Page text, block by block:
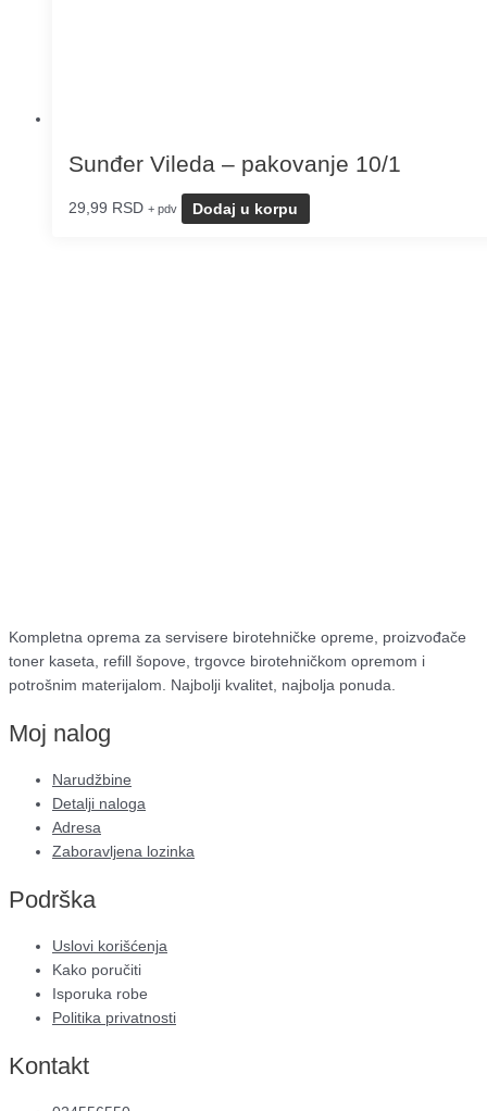
Sunđer Vileda – pakovanje 10/1
29,99 RSD + pdv Dodaj u korpu
Kompletna oprema za servisere birotehničke opreme, proizvođače
toner kaseta, refill šopove, trgovce birotehničkom opremom i
potrošnim materijalom. Najbolji kvalitet, najbolja ponuda.
Moj nalog
Narudžbine
Detalji naloga
Adresa
Zaboravljena lozinka
Podrška
Uslovi korišćenja
Kako poručiti
Isporuka robe
Politika privatnosti
Kontakt